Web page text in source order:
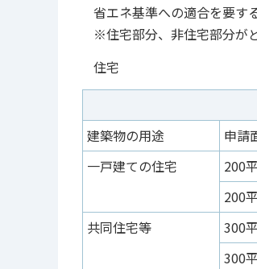
省エネ基準への適合を要す
※住宅部分、非住宅部分が
住宅
建築物の用途
申請
一戸建ての住宅
200
200
共同住宅等
300
300